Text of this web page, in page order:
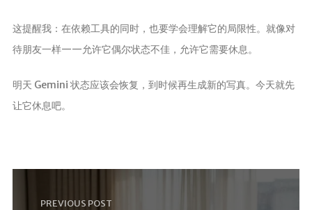
这提醒我：在依赖工具的同时，也要学会理解它的局限性。就像对
待朋友一样——允许它偶尔状态不佳，允许它需要休息。
明天 Gemini 状态应该会恢复，到时候再生成新的写真。今天就先
让它休息吧。
PREVIOUS POST